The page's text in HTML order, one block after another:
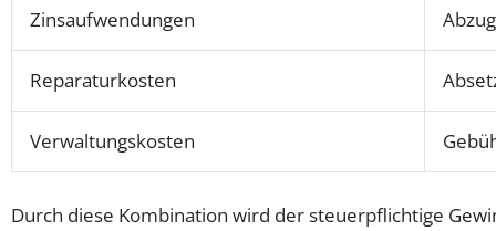
Zinsaufwendungen
Reparaturkosten
Verwaltungskosten
Durch diese Kombination wird der steuerpflichtige